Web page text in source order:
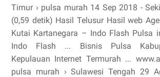
Timur › pulsa murah 14 Sep 2018 -
(0,59 detik) Hasil Telusur Hasil web
Kutai Kartanegara – Indo Flash Pulsa
Indo Flash ... Bisnis Pulsa
Kepulauan Internet Termurah ...
pulsa murah › Sulawesi Tengah 29